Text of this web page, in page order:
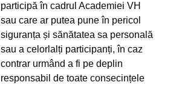
participă în cadrul Academiei VH
sau care ar putea pune în pericol
siguranța și sănătatea sa personală
sau a celorlalți participanți, în caz
contrar urmând a fi pe deplin
responsabil de toate consecințele